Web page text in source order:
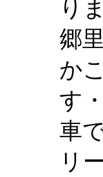
り
郷
か
す
車
リ